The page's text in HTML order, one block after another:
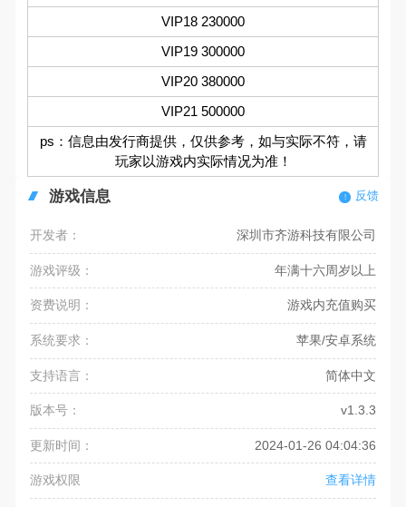
VIP18 230000
VIP19 300000
VIP20 380000
VIP21 500000
ps：信息由发行商提供，仅供参考，如与实际不符，请
玩家以游戏内实际情况为准！
游戏信息 反馈
开发者： 深圳市齐游科技有限公司
游戏评级： 年满十六周岁以上
资费说明： 游戏内充值购买
系统要求： 苹果/安卓系统
支持语言： 简体中文
版本号： v1.3.3
更新时间： 2024-01-26 04:04:36
游戏权限 查看详情